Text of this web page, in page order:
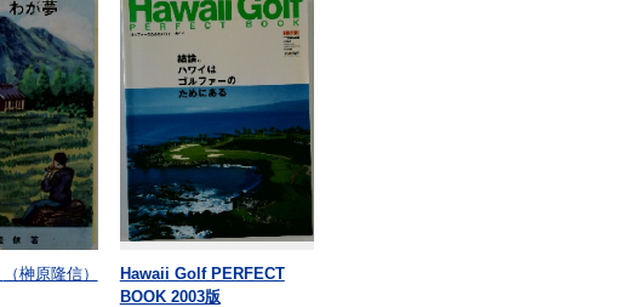
（榊原隆信）
Hawaii Golf PERFECT
BOOK 2003版